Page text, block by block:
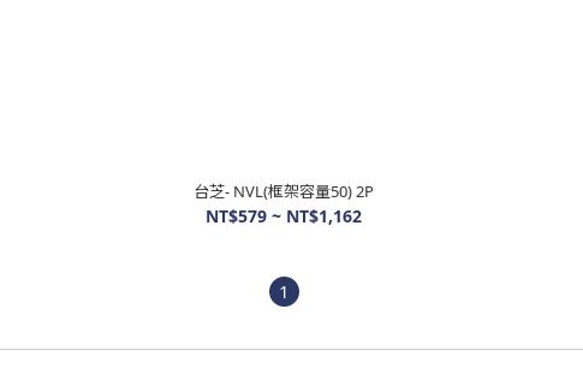
台芝- NVL(框架容量50) 2P
NT$579 ~ NT$1,162
1